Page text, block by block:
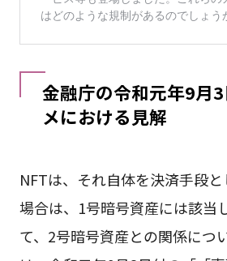
金融庁の令和元年9月
メにおける見解
NFTは、それ自体を決済手段
場合は、1号暗号資産には該当
て、2号暗号資産との関係につ